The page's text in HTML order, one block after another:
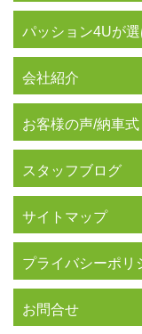
パッション4Uが
会社紹介
お客様の声/納車式
スタッフブログ
サイトマップ
プライバシーポリ
お問合せ